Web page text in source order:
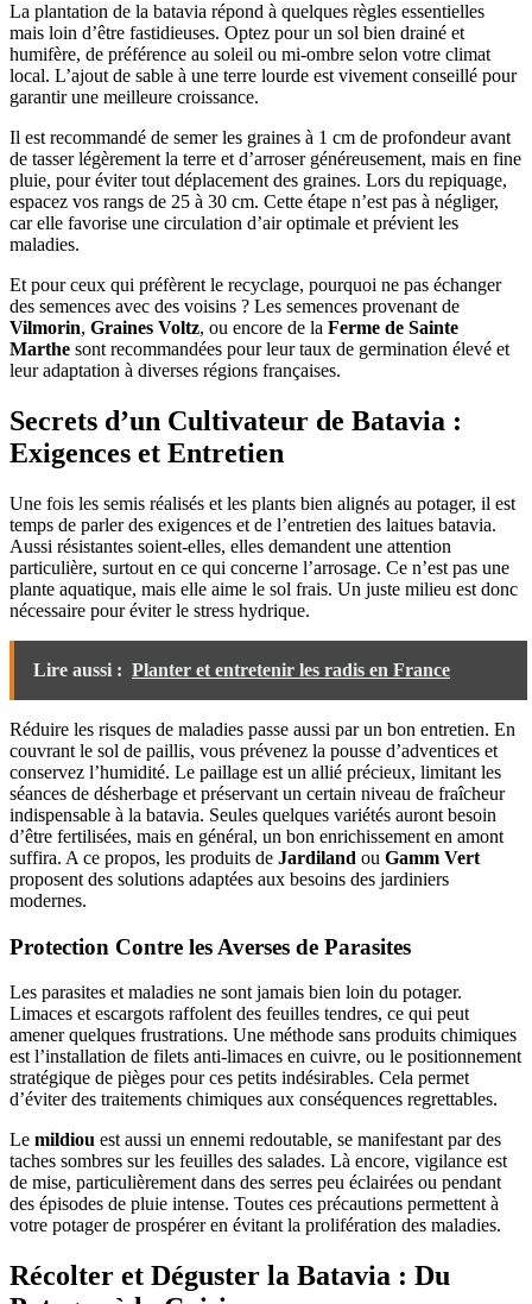
La plantation de la batavia répond à quelques règles essentielles
mais loin d’être fastidieuses. Optez pour un sol bien drainé et
humifère, de préférence au soleil ou mi-ombre selon votre climat
local. L’ajout de sable à une terre lourde est vivement conseillé pour
garantir une meilleure croissance.
Il est recommandé de semer les graines à 1 cm de profondeur avant
de tasser légèrement la terre et d’arroser généreusement, mais en fine
pluie, pour éviter tout déplacement des graines. Lors du repiquage,
espacez vos rangs de 25 à 30 cm. Cette étape n’est pas à négliger,
car elle favorise une circulation d’air optimale et prévient les
maladies.
Et pour ceux qui préfèrent le recyclage, pourquoi ne pas échanger
des semences avec des voisins ? Les semences provenant de
Vilmorin, Graines Voltz, ou encore de la Ferme de Sainte
Marthe sont recommandées pour leur taux de germination élevé et
leur adaptation à diverses régions françaises.
Secrets d’un Cultivateur de Batavia :
Exigences et Entretien
Une fois les semis réalisés et les plants bien alignés au potager, il est
temps de parler des exigences et de l’entretien des laitues batavia.
Aussi résistantes soient-elles, elles demandent une attention
particulière, surtout en ce qui concerne l’arrosage. Ce n’est pas une
plante aquatique, mais elle aime le sol frais. Un juste milieu est donc
nécessaire pour éviter le stress hydrique.
Lire aussi : Planter et entretenir les radis en France
Réduire les risques de maladies passe aussi par un bon entretien. En
couvrant le sol de paillis, vous prévenez la pousse d’adventices et
conservez l’humidité. Le paillage est un allié précieux, limitant les
séances de désherbage et préservant un certain niveau de fraîcheur
indispensable à la batavia. Seules quelques variétés auront besoin
d’être fertilisées, mais en général, un bon enrichissement en amont
suffira. A ce propos, les produits de Jardiland ou Gamm Vert
proposent des solutions adaptées aux besoins des jardiniers
modernes.
Protection Contre les Averses de Parasites
Les parasites et maladies ne sont jamais bien loin du potager.
Limaces et escargots raffolent des feuilles tendres, ce qui peut
amener quelques frustrations. Une méthode sans produits chimiques
est l’installation de filets anti-limaces en cuivre, ou le positionnement
stratégique de pièges pour ces petits indésirables. Cela permet
d’éviter des traitements chimiques aux conséquences regrettables.
Le mildiou est aussi un ennemi redoutable, se manifestant par des
taches sombres sur les feuilles des salades. Là encore, vigilance est
de mise, particulièrement dans des serres peu éclairées ou pendant
des épisodes de pluie intense. Toutes ces précautions permettent à
votre potager de prospérer en évitant la prolifération des maladies.
Récolter et Déguster la Batavia : Du